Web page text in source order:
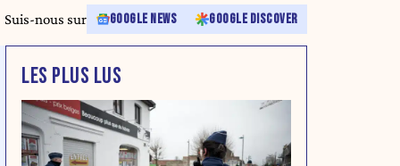
South Lawn of the White House in Washington, DC,
Gripas/ABACAPRESS.COM
Suis-nous sur GOOGLE NEWS GOOGLE DISCOVER
LES PLUS LUS